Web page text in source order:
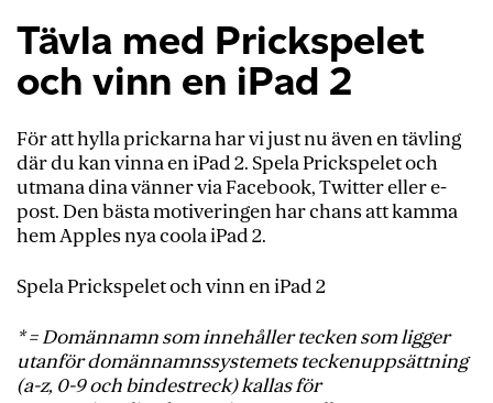
Tävla med Prickspelet
och vinn en iPad 2
För att hylla prickarna har vi just nu även en tävling
där du kan vinna en iPad 2. Spela Prickspelet och
utmana dina vänner via Facebook, Twitter eller e-
post. Den bästa motiveringen har chans att kamma
hem Apples nya coola iPad 2.
Spela Prickspelet och vinn en iPad 2
* = Domännamn som innehåller tecken som ligger
utanför domännamnssystemets teckenuppsättning
(a-z, 0-9 och bindestreck) kallas för